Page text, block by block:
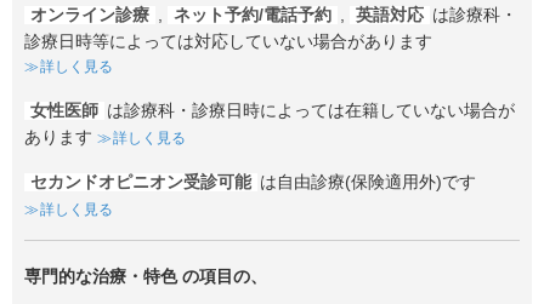
オンライン診療 , ネット予約/電話予約 , 英語対応 は診療科・
診療日時等によっては対応していない場合があります
詳しく見る
女性医師 は診療科・診療日時によっては在籍していない場合が
あります
詳しく見る
セカンドオピニオン受診可能 は自由診療(保険適用外)です
詳しく見る
専門的な治療・特色の項目の、